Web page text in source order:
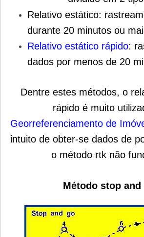
Relativo estático:
durante 20 minutos ou
Relativo estático rápido:
dados por menos de 20
Dentre estes métodos, o
rápido é muito
Georreferenciamento de
intuito de obter-se dados de
o método rtk não
Método stop and